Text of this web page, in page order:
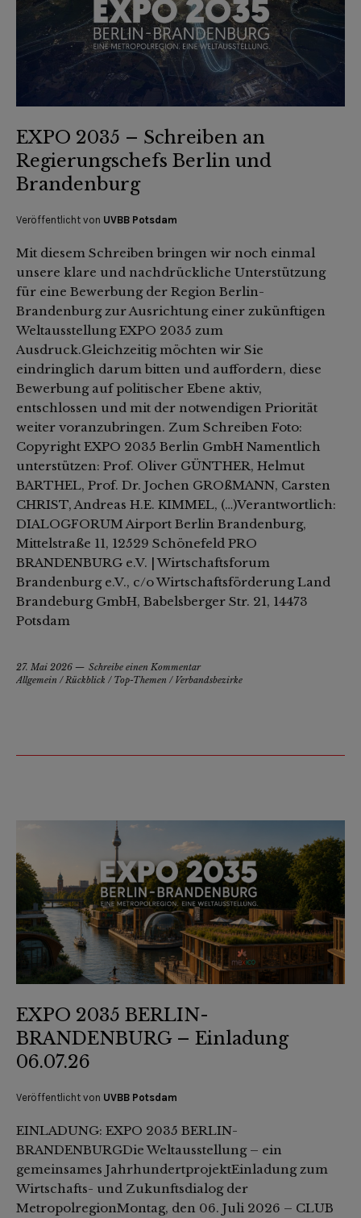
EXPO 2035 – Schreiben an
Regierungschefs Berlin und
Brandenburg
Veröffentlicht von UVBB Potsdam
Mit diesem Schreiben bringen wir noch einmal
unsere klare und nachdrückliche Unterstützung
für eine Bewerbung der Region Berlin-
Brandenburg zur Ausrichtung einer zukünftigen
Weltausstellung EXPO 2035 zum
Ausdruck.Gleichzeitig möchten wir Sie
eindringlich darum bitten und auffordern, diese
Bewerbung auf politischer Ebene aktiv,
entschlossen und mit der notwendigen Priorität
weiter voranzubringen. Zum Schreiben Foto:
Copyright EXPO 2035 Berlin GmbH Namentlich
unterstützen: Prof. Oliver GÜNTHER, Helmut
BARTHEL, Prof. Dr. Jochen GROßMANN, Carsten
CHRIST, Andreas H.E. KIMMEL, (…)Verantwortlich:
DIALOGFORUM Airport Berlin Brandenburg,
Mittelstraße 11, 12529 Schönefeld PRO
BRANDENBURG e.V. | Wirtschaftsforum
Brandenburg e.V., c/o Wirtschaftsförderung Land
Brandeburg GmbH, Babelsberger Str. 21, 14473
Potsdam
27. Mai 2026
Schreibe einen Kommentar
Allgemein /Rückblick / Top-Themen / Verbandsbezirke
EXPO 2035 BERLIN-
BRANDENBURG – Einladung
06.07.26
Veröffentlicht von UVBB Potsdam
EINLADUNG: EXPO 2035 BERLIN-
BRANDENBURGDie Weltausstellung – ein
gemeinsames JahrhundertprojektEinladung zum
Wirtschafts- und Zukunftsdialog der
MetropolregionMontag, den 06. Juli 2026 – CLUB